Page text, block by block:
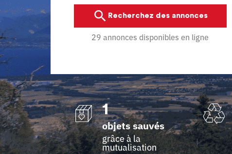
Recherchez des annonces
29 annonces disponibles en ligne
1
objets sauvés
grâce à la
mutualisation